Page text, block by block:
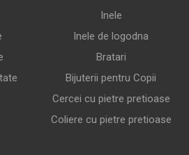
Inele
Inele de logodna
Bratari
Bijuterii pentru Copii
Cercei cu pietre pretioase
Coliere cu pietre pretioase